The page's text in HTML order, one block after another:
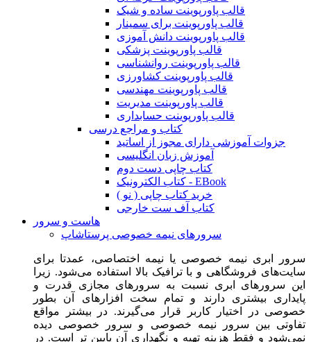
قالب پاورپوینت ساده و شیک
قالب پاورپوینت برای سمینار
قالب پاورپوینت دانش آموزی
قالب پاورپوینت پزشکی
قالب پاورپوینت روانشناسی
قالب پاورپوینت کشاورزی
قالب پاورپوینت مهندسی
قالب پاورپوینت مدیریت
قالب پاورپوینت حسابداری
کتاب و مراجع درسی
جزوات آموزشی دارای مجوز از اساتید
آموزش زبان انگلیسی
کتاب چاپی دست دوم
کتاب الکترونیک - EBook
خرید کتاب چاپی ( نو )
کتاب آف ست خارجی
هاست و سرور
سرورهای نیمه خصوصی پرستاشاپ
سرور ابری نیمه خصوصی یا نیمه اختصاصی، عمدتا برای
سایت‌های فروشگاهی و با ترافیک بالا استفاده می‌شود. زیرا
این سرورهای ابری نسبت به سرورهای مجازی قدرت و
پایداری بیشتری دارند و تمام سخت افزارهای آن بطور
خصوصی در اختیار کاربر قرار می‌گیرند. در بیشتر مواقع
تفاوتی بین سرور نیمه خصوصی و سرور خصوصی دیده
نمی‌شود و فقط هزینه تهیه و نگهداری آن پایین تر است. در